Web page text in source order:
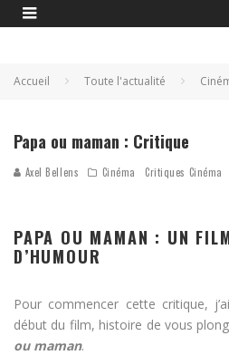
Accueil Toute l'actualité
Papa ou maman : Critique
Axel Bellens Cinéma Critiques Cinéma
PAPA OU MAMAN : UN
D’HUMOUR
Pour commencer cette critique,
début du film, histoire de vous
ou maman.